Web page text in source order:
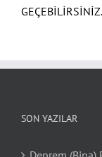
GEÇEBİLİRSİNİZ.
SON YAZILAR